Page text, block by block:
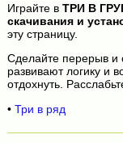
Играйте в ТРИ В
скачивания и
эту страницу.
Сделайте перерыв и
развивают логику и
отдохнуть.
• Три в ряд